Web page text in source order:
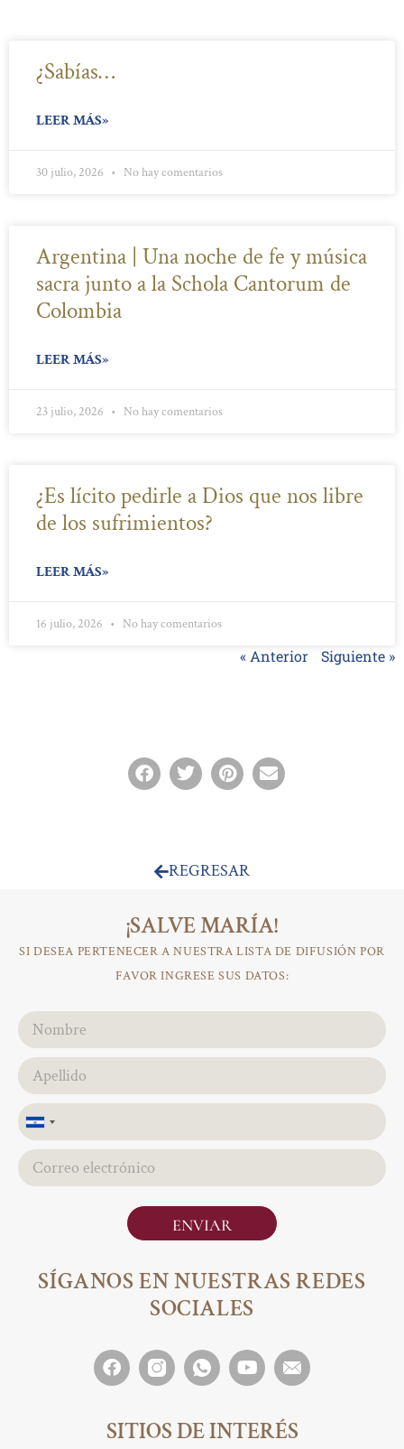
¿Sabías…
LEER MÁS»
30 julio, 2026 No hay comentarios
Argentina | Una noche de fe y música
sacra junto a la Schola Cantorum de
Colombia
LEER MÁS»
23 julio, 2026 No hay comentarios
¿Es lícito pedirle a Dios que nos libre
de los sufrimientos?
LEER MÁS»
16 julio, 2026 No hay comentarios
« Anterior Siguiente »
REGRESAR
SÍGANOS EN NUESTRAS REDES
SOCIALES
SITIOS DE INTERÉS
¡SALVE MARÍA!
SI DESEA PERTENECER A NUESTRA LISTA DE DIFUSIÓN POR
FAVOR INGRESE SUS DATOS:
El
Salvador
+503
ENVIAR